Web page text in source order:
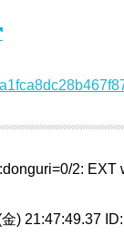
2: EXT
金) 21:47:49.37